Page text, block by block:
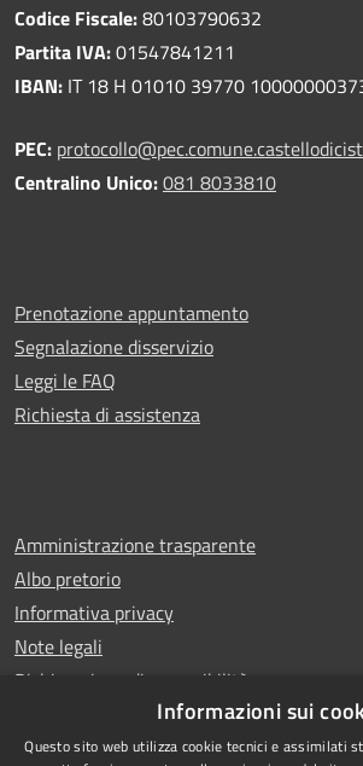
Codice Fiscale:80103790632
Partita IVA:01547841211
IBAN: IT 18 H 01010 39770
PEC:
Centralino Unico:081 8033810
Prenotazione appuntamento
Segnalazione disservizio
Leggi le FAQ
Richiesta di assistenza
Amministrazione trasparente
Albo pretorio
Informativa privacy
Note legali
Dichiarazione di accessibilità
Informazioni sui
Questo sito web utilizza cookie tecnici e assimilati